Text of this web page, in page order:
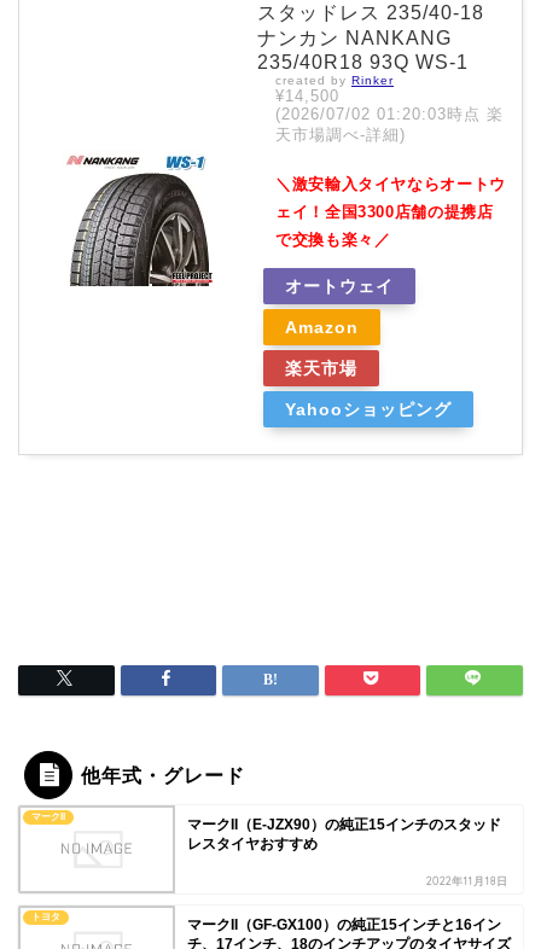
スタッドレス 235/40-18
ナンカン NANKANG
235/40R18 93Q WS-1
created by Rinker
¥14,500
(2026/07/02 01:20:03時点 楽
天市場調べ-詳細)
＼激安輸入タイヤならオートウ
ェイ！全国3300店舗の提携店
で交換も楽々／
オートウェイ
Amazon
楽天市場
Yahooショッピング
他年式・グレード
マークII
マークII（E-JZX90）の純正15インチのスタッド
レスタイヤおすすめ
2022年11月18日
トヨタ
マークII（GF-GX100）の純正15インチと16イン
チ、17インチ、18のインチアップのタイヤサイズ